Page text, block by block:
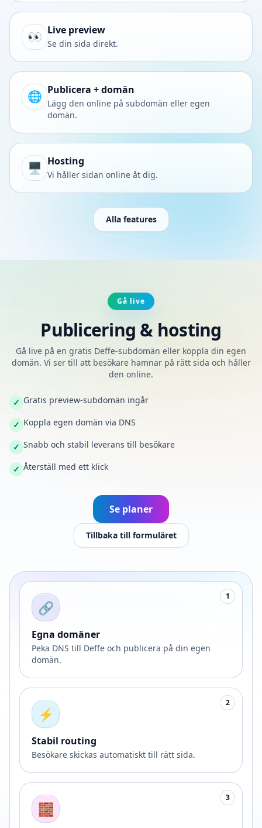
👀 Live preview
Se din sida direkt.
🌐 Publicera + domän
Lägg den online på subdomän eller egen
domän.
🖥️ Hosting
Vi håller sidan online åt dig.
Alla features
Gå live
Publicering & hosting
Gå live på en gratis Deffe-subdomän eller koppla din egen
domän. Vi ser till att besökare hamnar på rätt sida och håller
den online.
✓ Gratis preview-subdomän ingår
✓ Koppla egen domän via DNS
✓ Snabb och stabil leverans till besökare
✓ Återställ med ett klick
Se planer
Tillbaka till formuläret
1
🔗
Egna domäner
Peka DNS till Deffe och publicera på din egen
domän.
2
⚡
Stabil routing
Besökare skickas automatiskt till rätt sida.
3
🧱